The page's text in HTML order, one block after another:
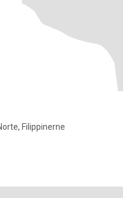
Filippinerne